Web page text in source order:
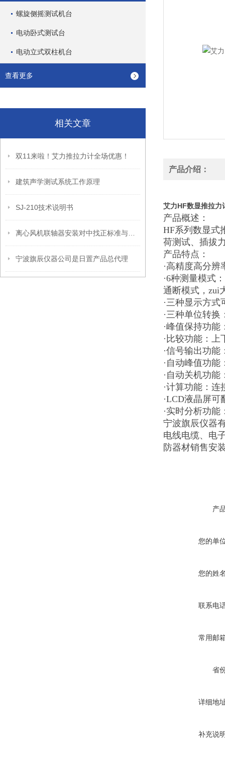
螺旋侧摇测试机台
电动卧式测试台
电动立式双柱机台
查看更多
相关文章
双11来啦！艾力推拉力计全场优惠！
建筑声学测试系统工作原理
SJ-210技术说明书
宁波旗辰仪器公司是日置产品总代理
产品介绍：
艾力HF数显推拉
产品概述：
HF系列数显式
荷测试、插拔
产品特点：
·高精度高分辨
·6种测量模式
通断模式，zui
·三种显示方
·三种单位转换
·峰值保持功
·比较功能：
·信号输出功
·自动峰值功
·自动关机功
·计算功能：
·LCD液晶屏
·实时分析功
宁波旗辰仪器
电线电缆、电
防器材销售安
产
您的单
您的姓
联系电
常用邮
省
详细地
补充说